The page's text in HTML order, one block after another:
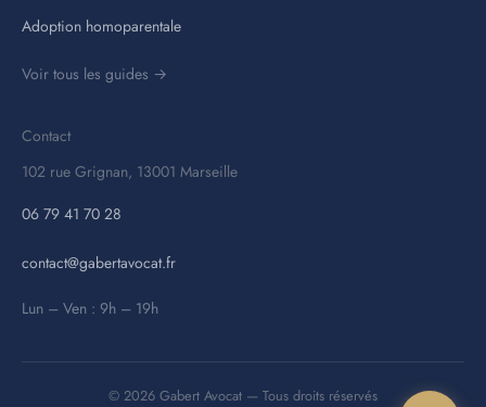
Adoption homoparentale
Voir tous les guides →
Contact
102 rue Grignan, 13001 Marseille
06 79 41 70 28
contact@gabertavocat.fr
Lun – Ven : 9h – 19h
© 2026 Gabert Avocat — Tous droits réservés